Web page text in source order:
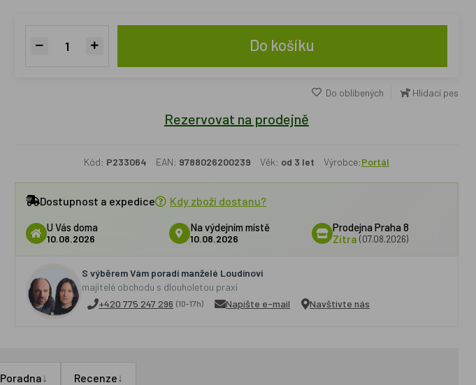
Do košíku
Do oblíbených Hlídací pes
Rezervovat na prodejně
Kód: P233064 EAN: 9788026200239 Věk: od 3 let Výrobce:Portál
Dostupnost a expedice Kdy zboží dostanu?
U Vás doma
10.08.2026
Na výdejním místě
10.08.2026
Prodejna Praha 8
Zítra (07.08.2026)
S výběrem Vám poradí manželé Loudínovi
majitelé obchodu s dlouholetou praxí
+420 775 247 296 (10-17h) Napište e-mail Navštivte nás
Poradna↓ Recenze↓